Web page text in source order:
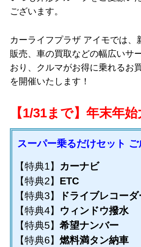
ございます。
カーライフプラザ アイモでは、
販売、車の買取などの幅広いサ
おり、クルマがお得に乗れるお
を開催いたします！
【1/31まで】年末年
スーパー乗るだけセット ご
【特典1】
カーナビ
【特典2】 ETC
【特典3】
ドライブレコーダ
【特典4】
ウィンドウ撥水
【特典5】 希望ナンバー
【特典6】 燃料満タン納車